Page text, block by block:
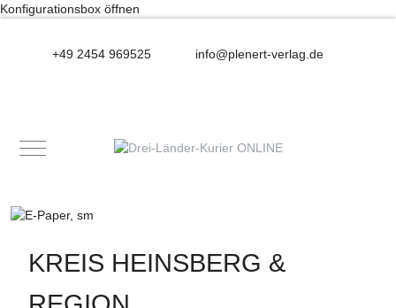
Konfigurationsbox öffnen
+49 2454 969525 info@plenert-verlag.de
Mobile Menu Toggle
KREIS HEINSBERG &